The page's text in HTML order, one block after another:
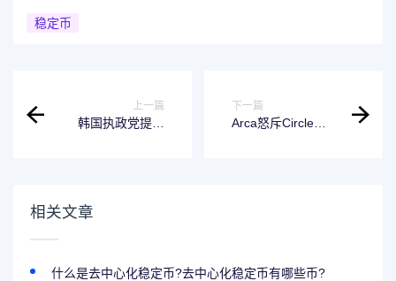
稳定币
上一篇
韩国执政党提出
下一篇
Arca怒斥Circle背
相关文章
什么是去中心化稳定币?去中心化稳定币有哪些币?